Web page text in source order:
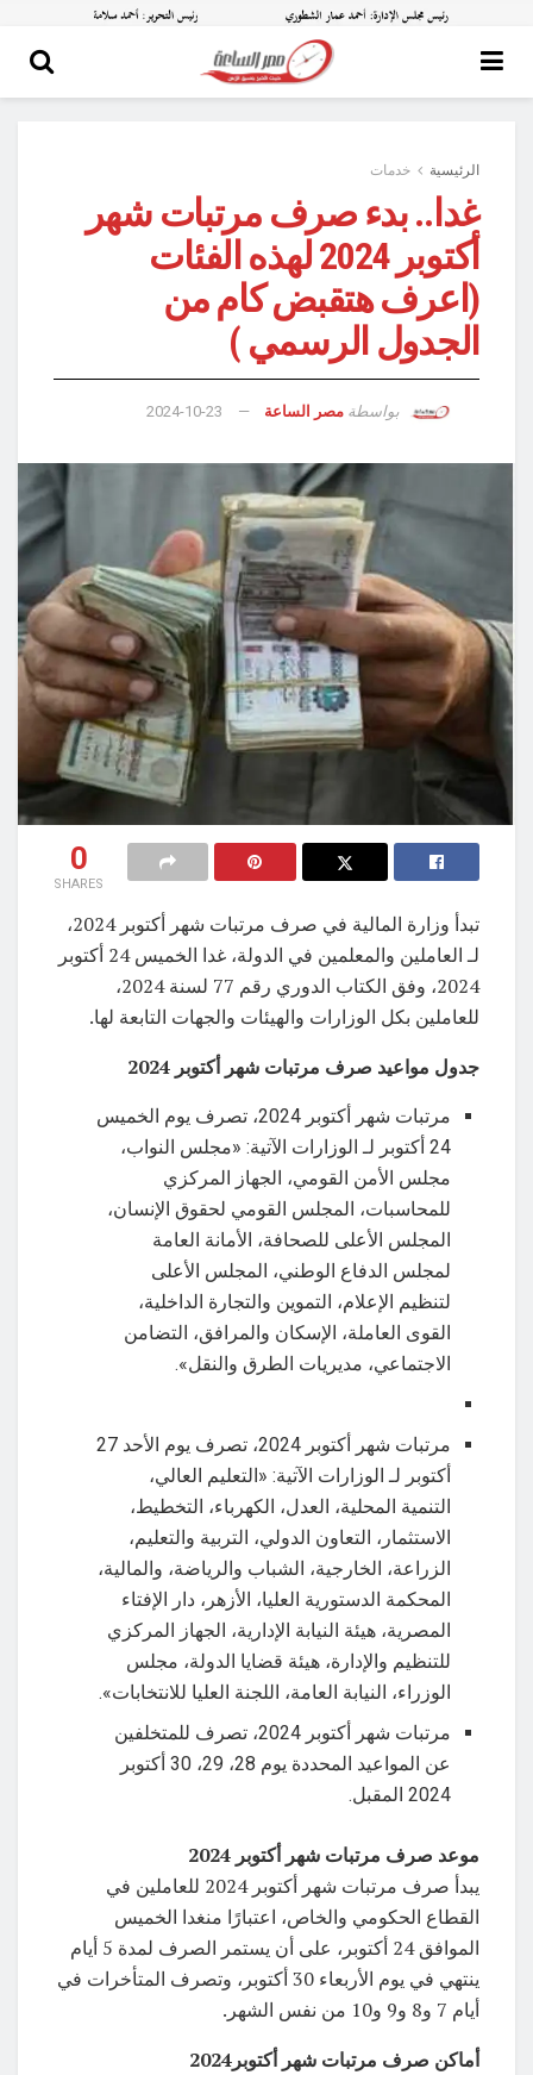
الرئيسية خدمات
غدا.. بدء صرف مرتبات شهر
أكتوبر 2024 لهذه الفئات
(اعرف هتقبض كام من
الجدول الرسمي )
بواسطة مصر الساعة 2024-10-23
0
SHARES
تبدأ وزارة المالية في صرف مرتبات شهر أكتوبر 2024،
لـ العاملين والمعلمين في الدولة، غدا الخميس 24 أكتوبر
2024، وفق الكتاب الدوري رقم 77 لسنة 2024،
للعاملين بكل الوزارات والهيئات والجهات التابعة لها.
جدول مواعيد صرف مرتبات شهر أكتوبر 2024
مرتبات شهر أكتوبر 2024، تصرف يوم الخميس
24 أكتوبر لـ الوزارات الآتية: «مجلس النواب،
مجلس الأمن القومي، الجهاز المركزي
للمحاسبات، المجلس القومي لحقوق الإنسان،
المجلس الأعلى للصحافة، الأمانة العامة
لمجلس الدفاع الوطني، المجلس الأعلى
لتنظيم الإعلام، التموين والتجارة الداخلية،
القوى العاملة، الإسكان والمرافق، التضامن
الاجتماعي، مديريات الطرق والنقل».
مرتبات شهر أكتوبر 2024، تصرف يوم الأحد 27
أكتوبر لـ الوزارات الآتية: «التعليم العالي،
التنمية المحلية، العدل، الكهرباء، التخطيط،
الاستثمار، التعاون الدولي، التربية والتعليم،
الزراعة، الخارجية، الشباب والرياضة، والمالية،
المحكمة الدستورية العليا، الأزهر، دار الإفتاء
المصرية، هيئة النيابة الإدارية، الجهاز المركزي
للتنظيم والإدارة، هيئة قضايا الدولة، مجلس
الوزراء، النيابة العامة، اللجنة العليا للانتخابات».
مرتبات شهر أكتوبر 2024، تصرف للمتخلفين
عن المواعيد المحددة يوم 28، 29، 30 أكتوبر
2024 المقبل.
موعد صرف مرتبات شهر أكتوبر 2024
يبدأ صرف مرتبات شهر أكتوبر 2024 للعاملين في
القطاع الحكومي والخاص، اعتبارًا منغدا الخميس
الموافق 24 أكتوبر، على أن يستمر الصرف لمدة 5 أيام
ينتهي في يوم الأربعاء 30 أكتوبر، وتصرف المتأخرات في
أيام 7 و8 و9 و10 من نفس الشهر.
أماكن صرف مرتبات شهر أكتوبر2024